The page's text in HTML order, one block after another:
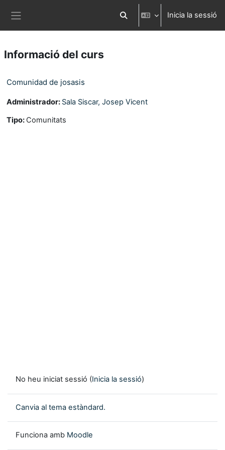
Commuta l'entrada de la cerca
Inicia la sessió
Informació del curs
Comunidad de josasis
Administrador: Sala Siscar, Josep Vicent
Tipo: Comunitats
No heu iniciat sessió (Inicia la sessió)
Canvia al tema estàndard.
Funciona amb Moodle